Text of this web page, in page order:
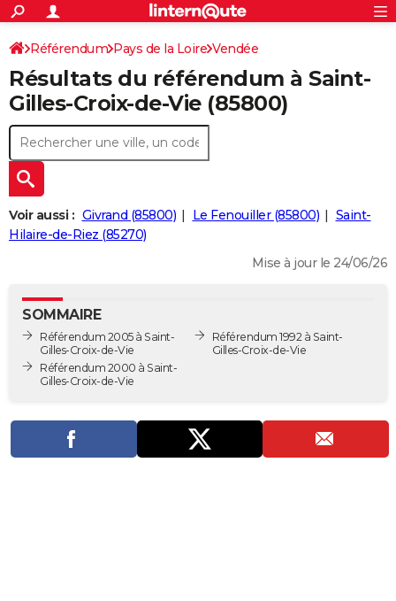
ACTUALITÉS
Politique
Société
Faits Divers
Education
Monde
Villes
+
SPORT
Coupe du monde 2026
Football
Tennis
Cyclisme
Rugby
Forum
CULTURE
Programme TV
TNT
Streaming
Cinéma
Sorties cinéma
Musique
+
FINANCE
Retraite
Impôts
Epargne
Immobilier
Risques naturels par ville
Banque
Assurance
Crédit
AUTO
Essais
Réserver un essai
Citadines
Berlines
SUV
Forum auto
+
HIGH-TECH
Mobiles
Meilleur smartphone
Internet
Ordinateurs
Jeux vidéo
Guide high-tech
+
BRICOLAGE
Guides de France
Escapades
Patrimoine
Expositions
Musées
Week-end nature
LIFESTYLE
Art de vivre
Bien-être
Loisirs
ModeModes de vie
SANTE
Alimentation
Guide de la santé
Maladies
Médicaments
Sommeil
VOYAGE
PHOTO
GUIDES D'ACHAT
S'inscrire
Connexion
Référendum Pays de la Loire Vendée
Saint-Gilles-Croix-de-Vie
Résultats du référendum à Saint-
Gilles-Croix-de-Vie (85800)
Voir aussi : Givrand (85800) Le Fenouiller (85800)
Saint-
Hilaire-de-Riez (85270)
Mise à jour le 24/06/26
SOMMAIRE
Référendum 2005 à Saint-
Gilles-Croix-de-Vie
Référendum 2000 à Saint-
Gilles-Croix-de-Vie
Référendum 1992 à Saint-
Gilles-Croix-de-Vie